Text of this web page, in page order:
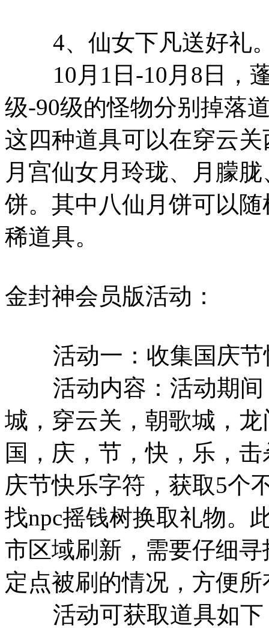
4、仙女下凡送好礼
10月1日-10月8日，
级-90级的怪物分别掉落
这四种道具可以在穿云
月宫仙女月玲珑、月朦
饼。其中八仙月饼可以
稀道具。
金封神会员版活动：
活动一：收集国庆节
活动内容：活动期间
城，穿云关，朝歌城，
国，庆，节，快，乐，
庆节快乐字符，获取5个
找npc摇钱树换取礼物。
市区域刷新，需要仔细
定点被刷的情况，方便
活动可获取道具如下